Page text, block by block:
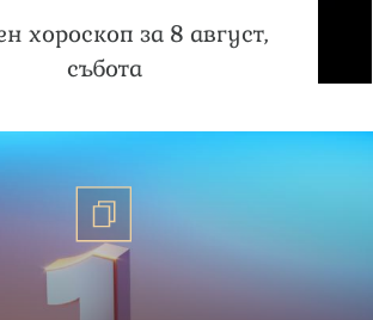
хороскоп за 8 август,
събота